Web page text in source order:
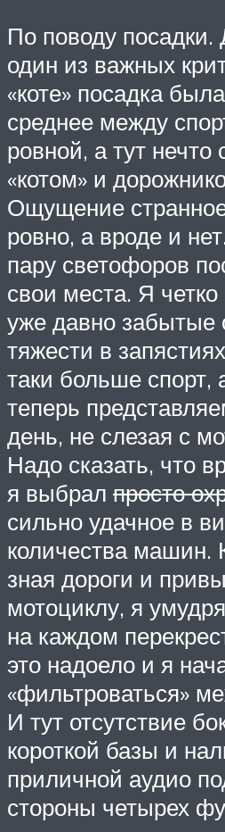
По поводу посадки.
один из важных
«коте» посадка
среднее между
ровной, а тут
«котом» и
Ощущение
ровно, а вроде и
пару светофоров
свои места. Я четко
уже давно
тяжести в
таки больше спорт,
теперь
день, не слезая с
Надо сказать, что
я выбрал просто
сильно удачное в
количества машин.
зная дороги и
мотоциклу, я
на каждом
это надоело и я
«фильтроваться»
И тут отсутствие
короткой базы и
приличной аудио
стороны четырех